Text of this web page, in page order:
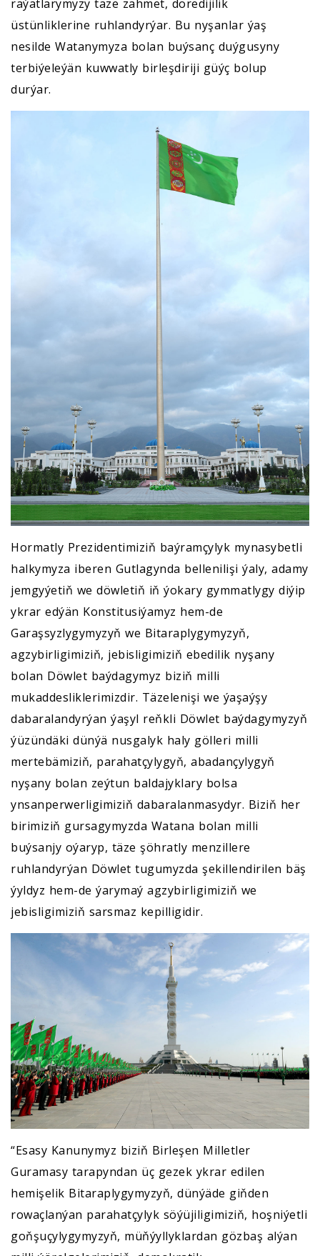
raýatlarymyzy täze zähmet, döredijilik
üstünliklerine ruhlandyrýar. Bu nyşanlar ýaş
nesilde Watanymyza bolan buýsanç duýgusyny
terbiýeleýän kuwwatly birleşdiriji güýç bolup
durýar.
Hormatly Prezidentimiziň baýramçylyk mynasybetli
halkymyza iberen Gutlagynda bellenilişi ýaly, adamy
jemgyýetiň we döwletiň iň ýokary gymmatlygy diýip
ykrar edýän Konstitusiýamyz hem-de
Garaşsyzlygymyzyň we Bitaraplygymyzyň,
agzybirligimiziň, jebisligimiziň ebedilik nyşany
bolan Döwlet baýdagymyz biziň milli
mukaddesliklerimizdir. Täzelenişi we ýaşaýşy
dabaralandyrýan ýaşyl reňkli Döwlet baýdagymyzyň
ýüzündäki dünýä nusgalyk haly gölleri milli
mertebämiziň, parahatçylygyň, abadançylygyň
nyşany bolan zeýtun baldajyklary bolsa
ynsanperwerligimiziň dabaralanmasydyr. Biziň her
birimiziň gursagymyzda Watana bolan milli
buýsanjy oýaryp, täze şöhratly menzillere
ruhlandyrýan Döwlet tugumyzda şekillendirilen bäş
ýyldyz hem-de ýarymaý agzybirligimiziň we
jebisligimiziň sarsmaz kepilligidir.
“Esasy Kanunymyz biziň Birleşen Milletler
Guramasy tarapyndan üç gezek ykrar edilen
hemişelik Bitaraplygymyzyň, dünýäde giňden
rowaçlanýan parahatçylyk söýüjiligimiziň, hoşniýetli
goňşuçylygymyzyň, müňýyllyklardan gözbaş alýan